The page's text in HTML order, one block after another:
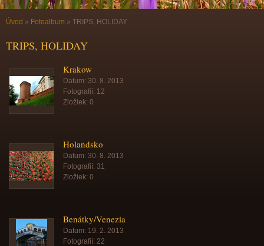
Úvod » Fotoalbum » TRIPS, HOLIDAY
TRIPS, HOLIDAY
Krakow
Datum: 30. 8. 2013
Fotografií: 12
Zložiek: 0
Holandsko
Datum: 30. 8. 2013
Fotografií: 31
Zložiek: 0
Benátky/Venezia
Datum: 19. 2. 2013
Fotografií: 22